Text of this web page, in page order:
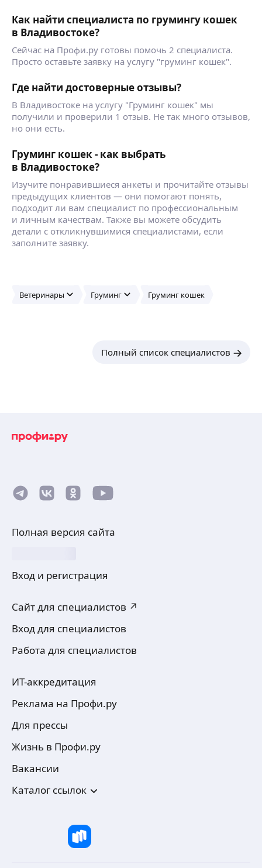
Как найти специалиста по грумингу кошек
в Владивостоке?
Сейчас на Профи.ру готовы помочь 2 специалиста.
Просто оставьте заявку на услугу "груминг кошек".
Где найти достоверные отзывы?
В Владивостоке на услугу "Груминг кошек" мы
получили и проверили 1 отзыв. Не так много отзывов,
но они есть.
Груминг кошек - как выбрать
в Владивостоке?
Изучите понравившиеся анкеты и прочитайте отзывы
предыдущих клиентов — они помогают понять,
подходит ли вам специалист по профессиональным
и личным качествам. Также вы можете обсудить
детали с откликнувшимися специалистами, если
заполните заявку.
Ветеринары Груминг Груминг кошек
Полный список специалистов
Полная версия сайта
Вход и регистрация
Сайт для специалистов ↗
Вход для специалистов
Работа для специалистов
ИТ-аккредитация
Реклама на Профи.ру
Для прессы
Жизнь в Профи.ру
Вакансии
Каталог ссылок